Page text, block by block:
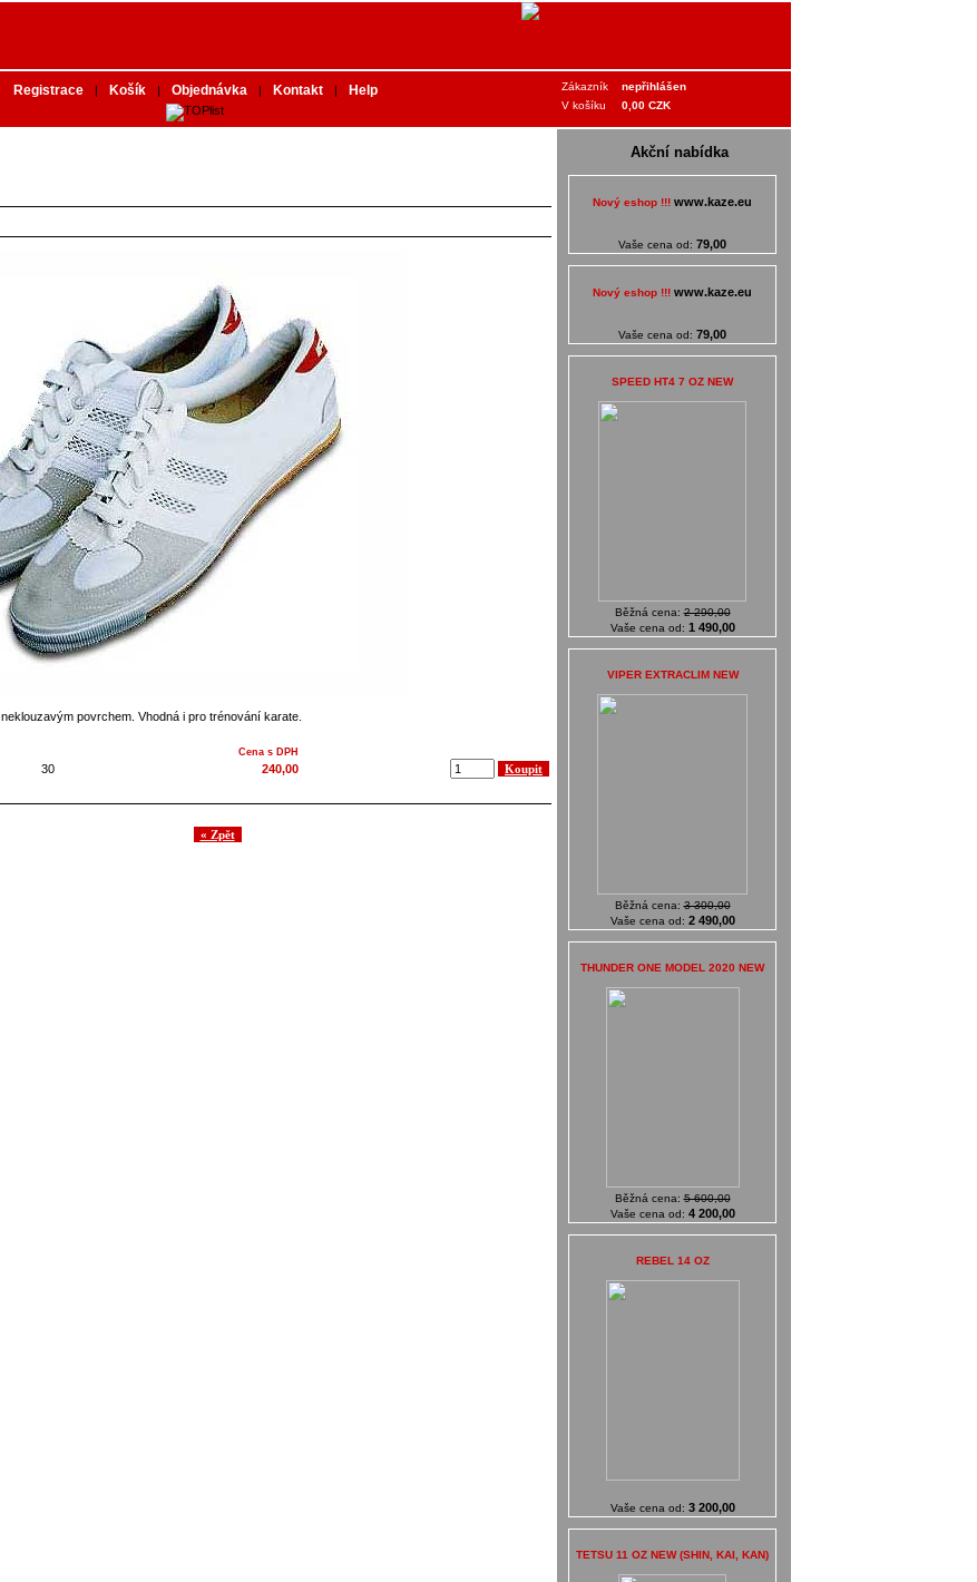
Registrace | Košík | Objednávka | Kontakt | Help Zákazník
nepřihlášen
V košíku
0,00 CZK
povrchem. Vhodná i pro trénování karate.
Cena s DPH
30 240,00
Akční nabídka
Nový eshop !!! www.kaze.eu
Vaše cena od: 79,00
Nový eshop !!! www.kaze.eu
Vaše cena od: 79,00
SPEED HT4 7 OZ NEW
Běžná cena:2 290,00
Vaše cena od: 1 490,00
VIPER EXTRACLIM NEW
Běžná cena:3 300,00
Vaše cena od: 2 490,00
THUNDER ONE MODEL 2020 NEW
Běžná cena:5 600,00
Vaše cena od: 4 200,00
REBEL 14 OZ
Vaše cena od: 3 200,00
TETSU 11 OZ NEW (SHIN, KAI, KAN)